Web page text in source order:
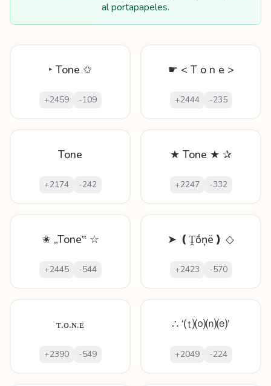
al portapapeles.
‣ Tone ✩
+2459 -109
☛ < T o n e >
+2444 -235
Tone
+2174 -242
★ Tone ★ ✰
+2247 -332
✬ „Tone‟ ☆
+2445 -544
➤ ❪Ṱṓņë❫ ◇
+2423 -570
ᴛ.ᴏ.ɴ.ᴇ
+2390 -549
∴ ‘⒯⒪⒩⒠’
+2049 -224